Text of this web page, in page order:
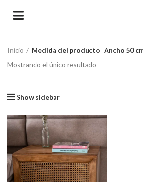
Inicio Medida del producto Ancho 50
Mostrando el único resultado
Show sidebar